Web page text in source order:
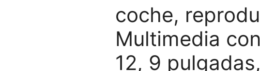
coche,
Multimedia
12, 9